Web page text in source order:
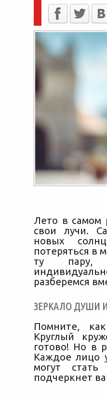
Лето в самом
свои лучи.
новых
потеряться в
ту пару,
разберемся
ЗЕРКАЛО ДУШИ
Помните,
Круглый
готово! Но в
Каждое лицо
могут
подчеркнет